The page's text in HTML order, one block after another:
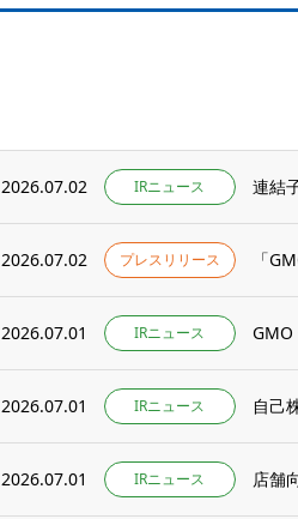
2026.07.02 IRニュース 連結
2026.07.02 プレスリリース 「
2026.07.01 IRニュース GMO
2026.07.01 IRニュース 自己
2026.07.01 IRニュース 店舗